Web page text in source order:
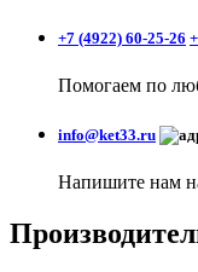
+7 (4922) 60-25-26
Помогаем по
info@ket33.ru
Напишите нам